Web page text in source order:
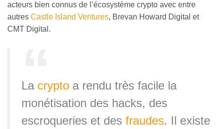
acteurs bien connus de l’écosystème crypto avec entre
autres Castle Island Ventures, Brevan Howard Digital et
CMT Digital.
La crypto a rendu très facile la
monétisation des hacks, des
escroqueries et des fraudes. Il existe